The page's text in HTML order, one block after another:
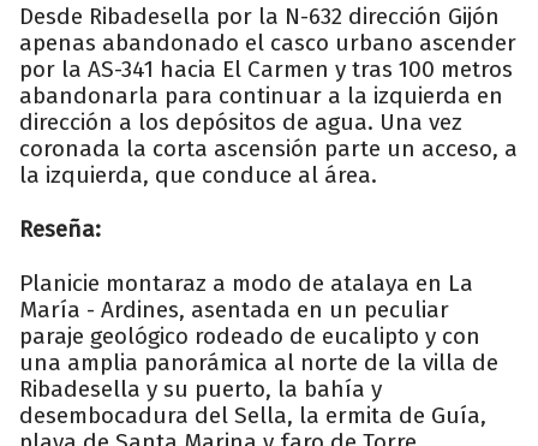
Desde Ribadesella por la N-632 dirección Gijón
apenas abandonado el casco urbano ascender
por la AS-341 hacia El Carmen y tras 100 metros
abandonarla para continuar a la izquierda en
dirección a los depósitos de agua. Una vez
coronada la corta ascensión parte un acceso, a
la izquierda, que conduce al área.
Reseña:
Planicie montaraz a modo de atalaya en La
María - Ardines, asentada en un peculiar
paraje geológico rodeado de eucalipto y con
una amplia panorámica al norte de la villa de
Ribadesella y su puerto, la bahía y
desembocadura del Sella, la ermita de Guía,